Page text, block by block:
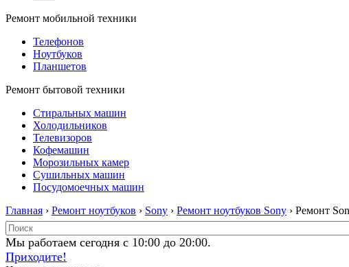
Ремонт мобильной техники
Телефонов
Ноутбуков
Планшетов
Ремонт бытовой техники
Стиральных машин
Холодильников
Телевизоров
Кофемашин
Морозильных камер
Сушильных машин
Посудомоечных машин
Главная › Ремонт ноутбуков › Sony › Ремонт ноутбуков Sony › Ремонт
Мы работаем сегодня с 10:00 до 20:00.
Приходите!